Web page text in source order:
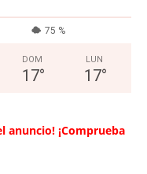
75 %
DOM
17°
LUN
17°
anuncio! ¡Comprueba